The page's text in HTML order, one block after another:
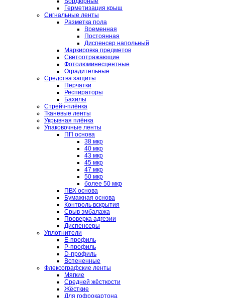
Герметизация крыш
Сигнальные ленты
Разметка пола
Временная
Постоянная
Диспенсер напольный
Маркировка предметов
Светоотражающие
Фотолюминесцентные
Оградительные
Средства защиты
Перчатки
Респираторы
Бахилы
Стрейч-плёнка
Тканевые ленты
Укрывная плёнка
Упаковочные ленты
ПП основа
38 мкр
40 мкр
43 мкр
45 мкр
47 мкр
50 мкр
более 50 мкр
ПВХ основа
Бумажная основа
Контроль вскрытия
Срыв эмбалажа
Проверка адгезии
Диспенсеры
Уплотнители
E-профиль
P-профиль
D-профиль
Вспененные
Флексографские ленты
Мягкие
Средней жёсткости
Жёсткие
Для гофрокартона